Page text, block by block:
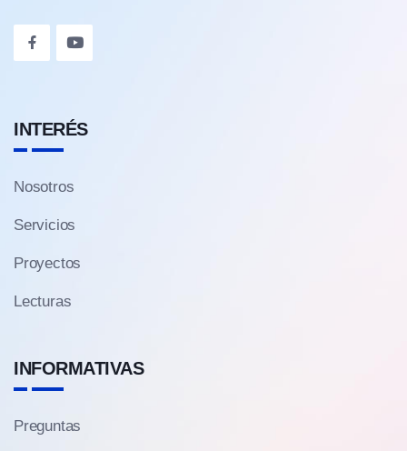
INTERÉS
Nosotros
Servicios
Proyectos
Lecturas
INFORMATIVAS
Preguntas